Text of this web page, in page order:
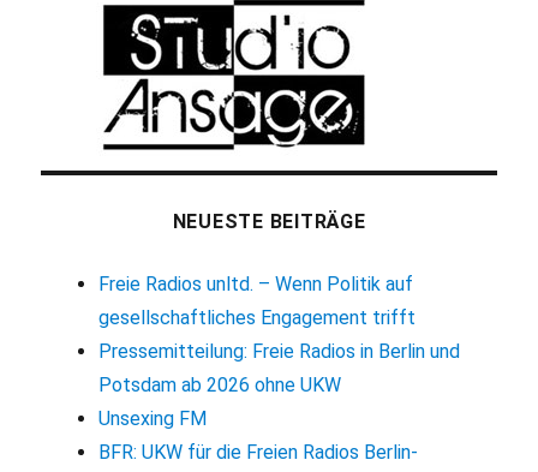
NEUESTE BEITRÄGE
Freie Radios unltd. – Wenn Politik auf
gesellschaftliches Engagement trifft
Pressemitteilung: Freie Radios in Berlin und
Potsdam ab 2026 ohne UKW
Unsexing FM
BFR: UKW für die Freien Radios Berlin-